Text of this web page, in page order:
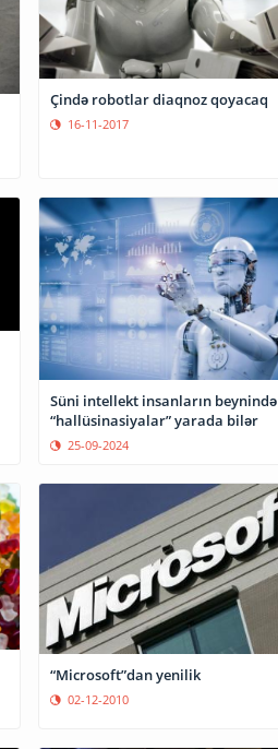
Çində robotlar diaqnoz qoyacaq
16-11-2017
Süni intellekt insanların beynində
“hallüsinasiyalar” yarada bilər
25-09-2024
“Microsoft”dan yenilik
02-12-2010